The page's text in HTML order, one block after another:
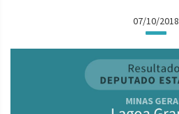
07/10/2018